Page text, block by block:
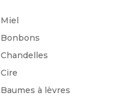
Miel
Bonbons
Chandelles
Cire
Baumes à lèvres